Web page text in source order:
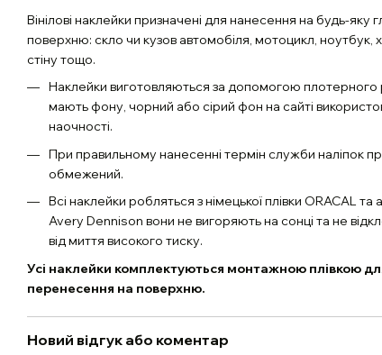
Вінілові наклейки призначені для нанесення на будь-яку
поверхню: скло чи кузов автомобіля, мотоцикл, ноутбук,
стіну тощо.
Наклейки виготовляються за допомогою плотерного
мають фону, чорний або сірий фон на сайті
наочності.
При правильному нанесенні термін служби наліпок
обмежений.
Всі наклейки робляться з німецької плівки ORACAL та
Avery Dennison вони не вигоряють на сонці та не
від миття високого тиску.
Усі наклейки комплектуються монтажною плівкою
перенесення на поверхню.
Новий відгук або коментар